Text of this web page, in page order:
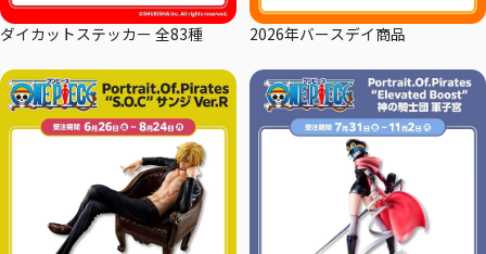
ダイカットステッカー 全83種 2026年バースデイ商品